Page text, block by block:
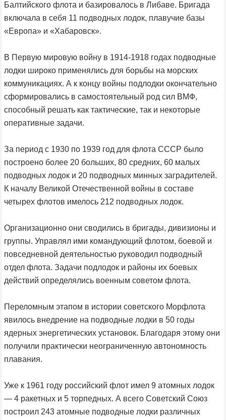
Балтийского флота и базировалось в Либаве. Бригада
включала в себя 11 подводных лодок, плавучие базы
«Европа» и «Хабаровск».
В Первую мировую войну в 1914-1918 годах подводные
лодки широко применялись для борьбы на морских
коммуникациях. А к концу войны подлодки окончательно
сформировались в самостоятельный род сил ВМФ,
способный решать как тактические, так и некоторые
оперативные задачи.
За период с 1930 по 1939 год для флота СССР было
построено более 20 больших, 80 средних, 60 малых
подводных лодок и 20 подводных минных заградителей.
К началу Великой Отечественной войны в составе
четырех флотов имелось 212 подводных лодок.
Организационно они сводились в бригады, дивизионы и
группы. Управлял ими командующий флотом, боевой и
повседневной деятельностью руководил подводный
отдел флота. Задачи подлодок и районы их боевых
действий определялись военным советом флота.
Переломным этапом в истории советского Морфлота
явилось внедрение на подводные лодки в 50 годы
ядерных энергетических установок. Благодаря этому они
получили практически неограниченную автономность
плавания.
Уже к 1961 году российский флот имел 9 атомных лодок
— 4 ракетных и 5 торпедных. А всего Советский Союз
построил 243 атомные подводные лодки различных